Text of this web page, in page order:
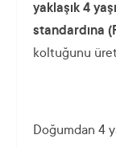
yaklaşık 4
standardına
koltuğunu
Doğumdan 4